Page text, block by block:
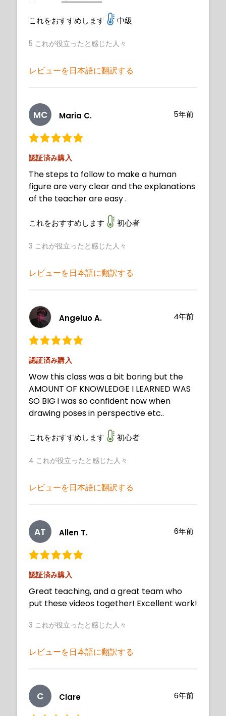
this course and FINISH the assignment, you
これをおすすめします 中級
5 これが役立ったと感じた人々
レビューを日本語に翻訳する
MC Maria C. 5年前
認証済み購入
The steps to follow to make a human
figure are very clear and the explanations
of the teacher are easy .
これをおすすめします 初心者
3 これが役立ったと感じた人々
レビューを日本語に翻訳する
Angeluo A. 4年前
認証済み購入
Wow this class was a bit boring but the
AMOUNT OF KNOWLEDGE I LEARNED WAS
SO BIG i was so confident now when
drawing poses in perspective etc..
これをおすすめします 初心者
4 これが役立ったと感じた人々
レビューを日本語に翻訳する
AT Allen T. 6年前
認証済み購入
Great teaching, and a great team who
put these videos together! Excellent work!
3 これが役立ったと感じた人々
レビューを日本語に翻訳する
C Clare 6年前